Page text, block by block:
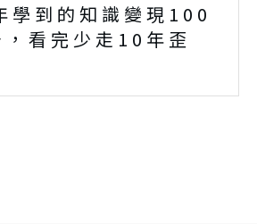
學到的知識變現100
看完少走10年歪